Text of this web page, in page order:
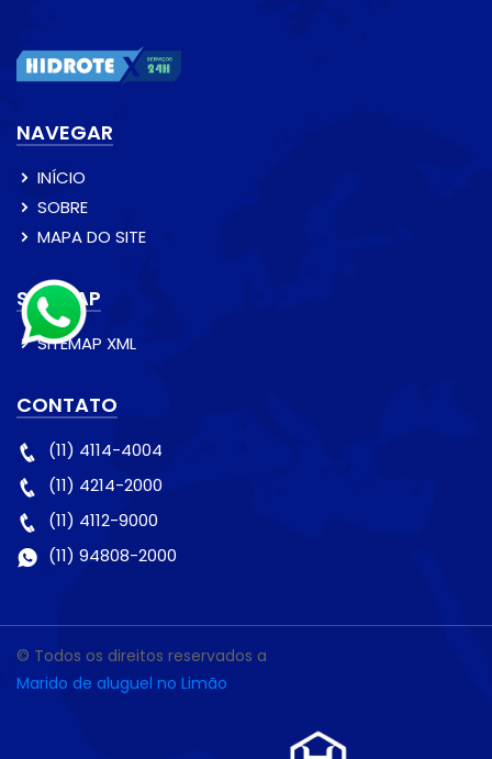
NAVEGAR
INÍCIO
SOBRE
MAPA DO SITE
SITEMAP
SITEMAP XML
CONTATO
(11) 4114-4004
(11) 4214-2000
(11) 4112-9000
(11) 94808-2000
© Todos os direitos reservados a
Marido de aluguel no Limão